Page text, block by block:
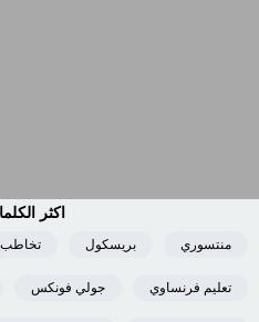
اكثر
منتسوري بريسكول تخاطب
تعليم فرنساوي جولي فونكس